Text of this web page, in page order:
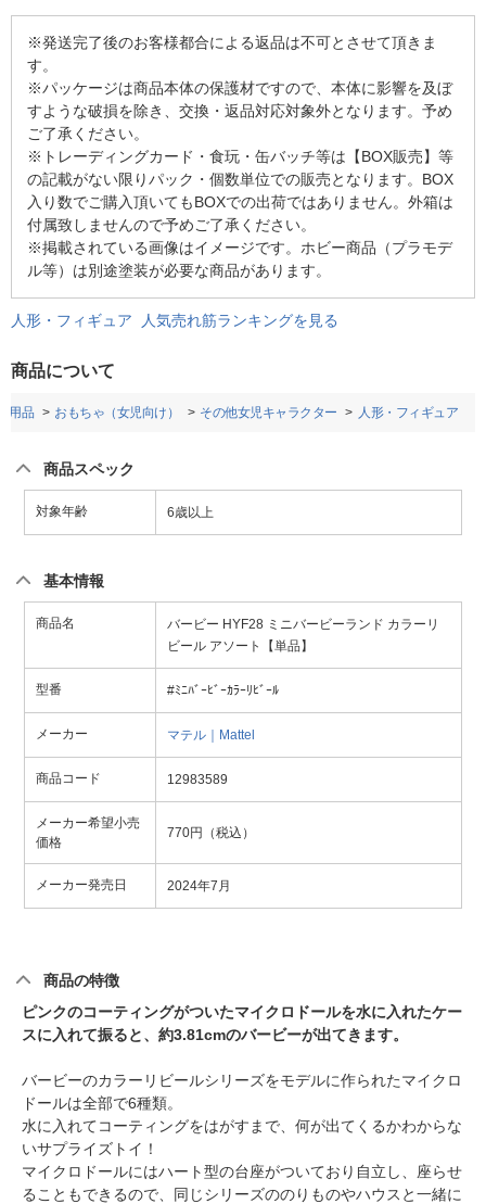
※発送完了後のお客様都合による返品は不可とさせて頂きま
す。
※パッケージは商品本体の保護材ですので、本体に影響を及ぼ
すような破損を除き、交換・返品対応対象外となります。予め
ご了承ください。
※トレーディングカード・食玩・缶バッチ等は【BOX販売】等
の記載がない限りパック・個数単位での販売となります。BOX
入り数でご購入頂いてもBOXでの出荷ではありません。外箱は
付属致しませんので予めご了承ください。
※掲載されている画像はイメージです。ホビー商品（プラモデ
ル等）は別途塗装が必要な商品があります。
人形・フィギュア 人気売れ筋ランキングを見る
商品について
用品 おもちゃ（女児向け） その他女児キャラクター 人形・フィギュア
商品スペック
対象年齢 6歳以上
基本情報
商品名
バービー HYF28 ミニバービーランド カラーリ
ビール アソート【単品】
型番 #ﾐﾆﾊﾞｰﾋﾞｰｶﾗｰﾘﾋﾞｰﾙ
メーカー マテル｜Mattel
商品コード 12983589
メーカー希望小売
価格
770円（税込）
メーカー発売日 2024年7月
商品の特徴
ピンクのコーティングがついたマイクロドールを水に入れたケー
スに入れて振ると、約3.81cmのバービーが出てきます。
バービーのカラーリビールシリーズをモデルに作られたマイクロ
ドールは全部で6種類。
水に入れてコーティングをはがすまで、何が出てくるかわからな
いサプライズトイ！
マイクロドールにはハート型の台座がついており自立し、座らせ
ることもできるので、同じシリーズののりものやハウスと一緒に